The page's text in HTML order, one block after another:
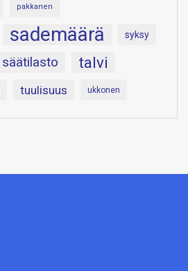
pakkanen
sademäärä syksy
säätilasto talvi
tuulisuus ukkonen